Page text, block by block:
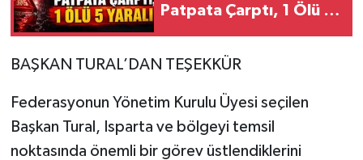
Patpata Çarptı, 1 Ölü 5
BAŞKAN TURAL’DAN TEŞEKKÜR
Federasyonun Yönetim Kurulu Üyesi seçilen
Başkan Tural, Isparta ve bölgeyi temsil
noktasında önemli bir görev üstlendiklerini